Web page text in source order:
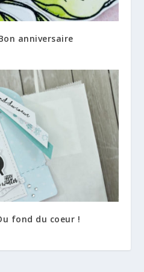
anniversaire
fond du coeur !